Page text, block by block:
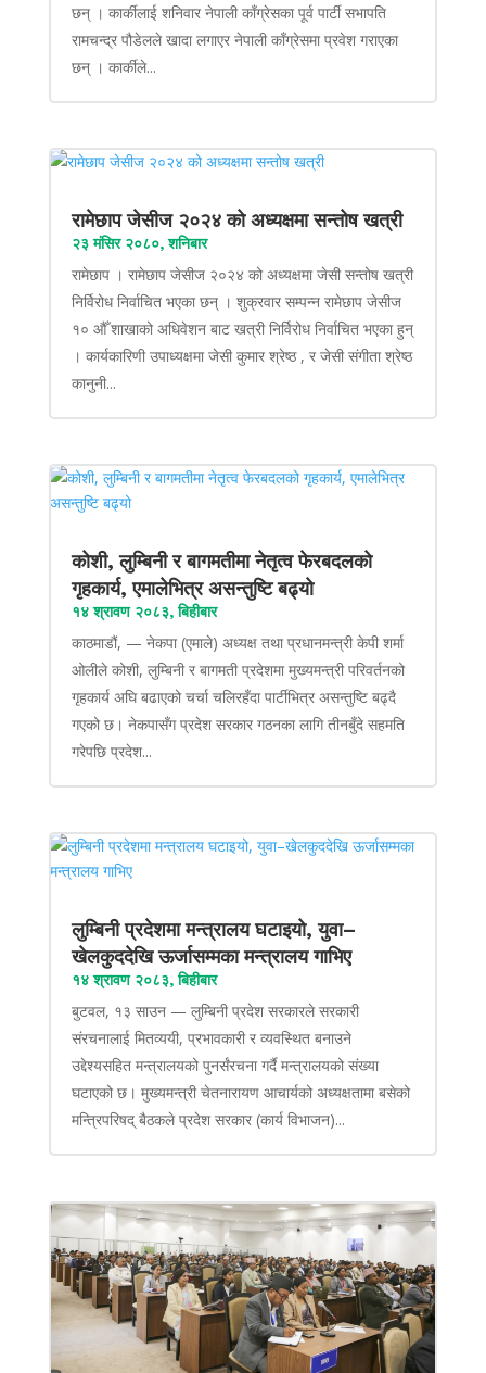
छन् । कार्कीलाई शनिवार नेपाली काँग्रेसका पूर्व पार्टी सभापति
रामचन्द्र पौडेलले खादा लगाएर नेपाली काँग्रेसमा प्रवेश गराएका
छन् । कार्कीले...
रामेछाप जेसीज २०२४ को अध्यक्षमा सन्तोष खत्री
२३ मंसिर २०८०, शनिबार
रामेछाप । रामेछाप जेसीज २०२४ को अध्यक्षमा जेसी सन्तोष खत्री
निर्विरोध निर्वाचित भएका छन् । शुक्रवार सम्पन्न रामेछाप जेसीज
१० औँ शाखाको अधिवेशन बाट खत्री निर्विरोध निर्वाचित भएका हुन्
। कार्यकारिणी उपाध्यक्षमा जेसी कुमार श्रेष्ठ , र जेसी संगीता श्रेष्ठ
कानुनी...
कोशी, लुम्बिनी र बागमतीमा नेतृत्व फेरबदलको
गृहकार्य, एमालेभित्र असन्तुष्टि बढ्यो
१४ श्रावण २०८३, बिहीबार
काठमाडौं, — नेकपा (एमाले) अध्यक्ष तथा प्रधानमन्त्री केपी शर्मा
ओलीले कोशी, लुम्बिनी र बागमती प्रदेशमा मुख्यमन्त्री परिवर्तनको
गृहकार्य अघि बढाएको चर्चा चलिरहँदा पार्टीभित्र असन्तुष्टि बढ्दै
गएको छ। नेकपासँग प्रदेश सरकार गठनका लागि तीनबुँदे सहमति
गरेपछि प्रदेश...
लुम्बिनी प्रदेशमा मन्त्रालय घटाइयो, युवा–
खेलकुददेखि ऊर्जासम्मका मन्त्रालय गाभिए
१४ श्रावण २०८३, बिहीबार
बुटवल, १३ साउन — लुम्बिनी प्रदेश सरकारले सरकारी
संरचनालाई मितव्ययी, प्रभावकारी र व्यवस्थित बनाउने
उद्देश्यसहित मन्त्रालयको पुनर्संरचना गर्दै मन्त्रालयको संख्या
घटाएको छ। मुख्यमन्त्री चेतनारायण आचार्यको अध्यक्षतामा बसेको
मन्त्रिपरिषद् बैठकले प्रदेश सरकार (कार्य विभाजन)...